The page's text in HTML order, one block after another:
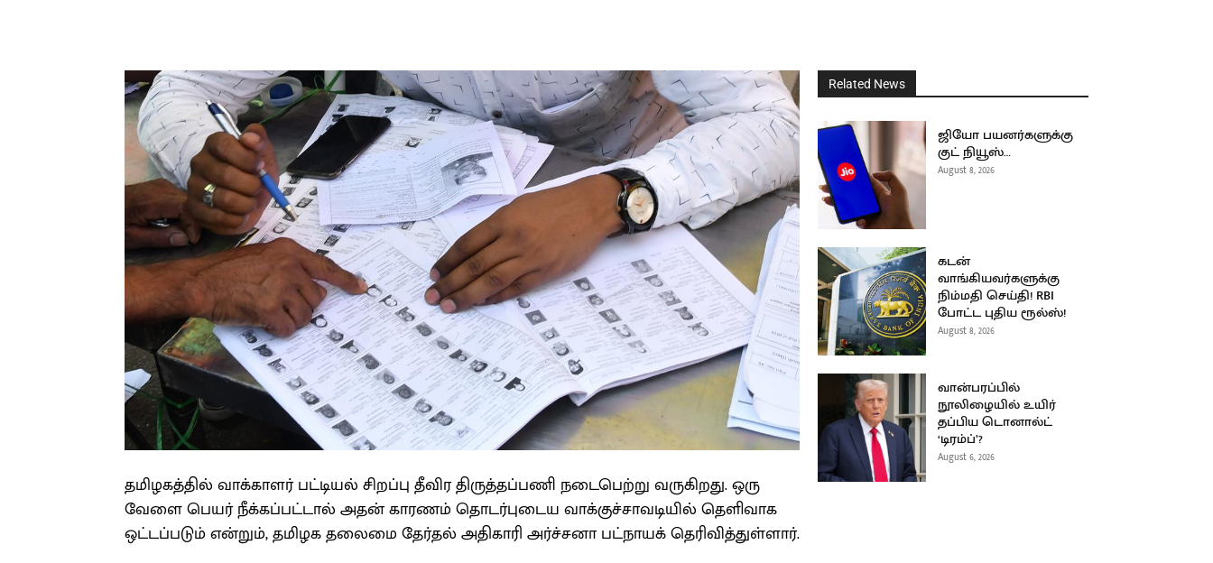
தமிழகத்தில் வாக்காளர் பட்டியல் சிறப்பு தீவிர திருத்தப்பணி நடைபெற்று வருகிறது. ஒரு
வேளை பெயர் நீக்கப்பட்டால் அதன் காரணம் தொடர்புடைய வாக்குச்சாவடியில் தெளிவாக
ஒட்டப்படும் என்றும், தமிழக தலைமை தேர்தல் அதிகாரி அர்ச்சனா பட்நாயக் தெரிவித்துள்ளார்.
Related News
ஜியோ பயனர்களுக்கு
குட் நியூஸ்…
August 8, 2026
கடன்
வாங்கியவர்களுக்கு
நிம்மதி செய்தி! RBI
போட்ட புதிய ரூல்ஸ்!
August 8, 2026
வான்பரப்பில்
நூலிழையில் உயிர்
தப்பிய டொனால்ட்
‘டிரம்ப்’?
August 6, 2026